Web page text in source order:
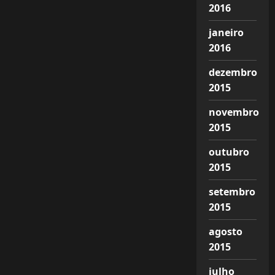
2016
janeiro
2016
dezembro
2015
novembro
2015
outubro
2015
setembro
2015
agosto
2015
julho